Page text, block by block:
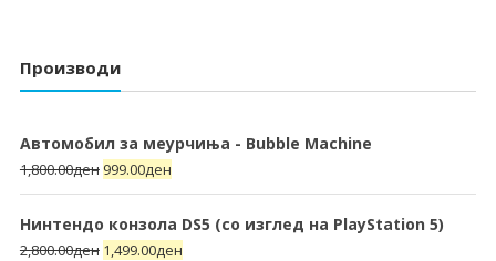
Производи
Автомобил за меурчиња - Bubble Machine
1,800.00ден 999.00ден
Нинтендо конзола DS5 (со изглед на PlayStation 5)
2,800.00ден 1,499.00ден